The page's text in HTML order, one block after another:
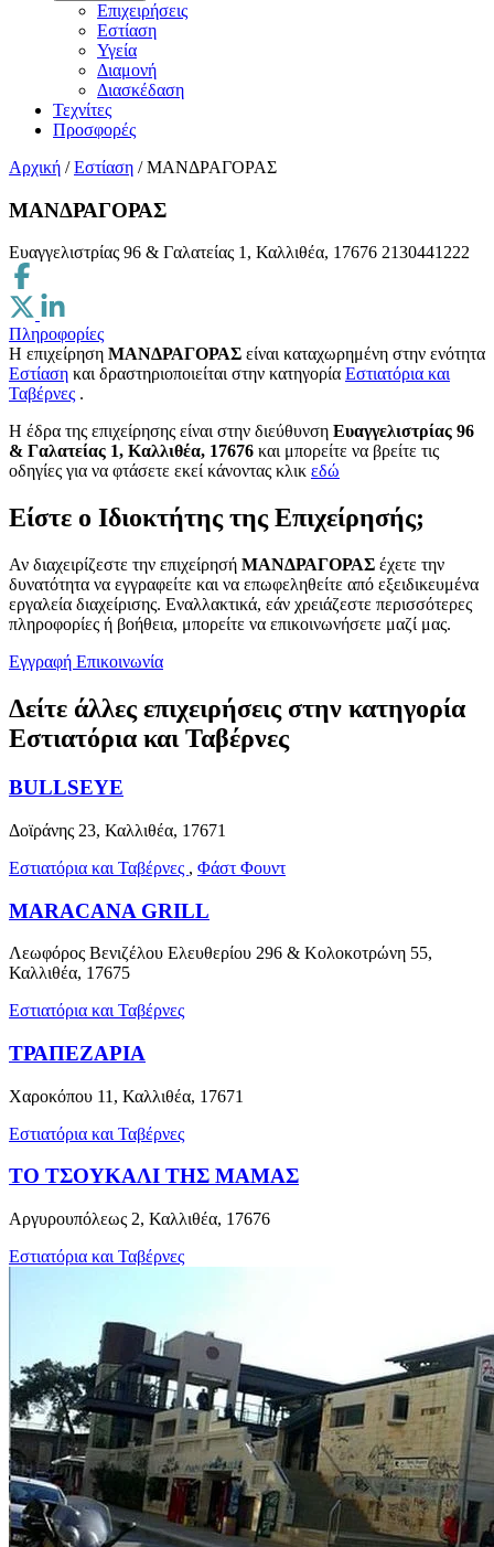
Επιχειρήσεις
Εστίαση
Υγεία
Διαμονή
Διασκέδαση
Τεχνίτες
Προσφορές
Αρχική / Εστίαση / ΜΑΝΔΡΑΓΟΡΑΣ
ΜΑΝΔΡΑΓΟΡΑΣ
Ευαγγελιστρίας 96 & Γαλατείας 1, Καλλιθέα, 17676 2130441222
Πληροφορίες
Η επιχείρηση ΜΑΝΔΡΑΓΟΡΑΣ είναι καταχωρημένη στην ενότητα
Εστίαση και δραστηριοποιείται στην κατηγορία Εστιατόρια και
Ταβέρνες .
H έδρα της επιχείρησης είναι στην διεύθυνση Ευαγγελιστρίας 96
& Γαλατείας 1, Καλλιθέα, 17676 και μπορείτε να βρείτε τις
οδηγίες για να φτάσετε εκεί κάνοντας κλικ εδώ
Είστε ο Ιδιοκτήτης της Επιχείρησής;
Αν διαχειρίζεστε την επιχείρησή ΜΑΝΔΡΑΓΟΡΑΣ έχετε την
δυνατότητα να εγγραφείτε και να επωφεληθείτε από εξειδικευμένα
εργαλεία διαχείρισης. Εναλλακτικά, εάν χρειάζεστε περισσότερες
πληροφορίες ή βοήθεια, μπορείτε να επικοινωνήσετε μαζί μας.
Εγγραφή Επικοινωνία
Δείτε άλλες επιχειρήσεις στην κατηγορία
Εστιατόρια και Ταβέρνες
BULLSEYE
Δοϊράνης 23, Καλλιθέα, 17671
Εστιατόρια και Ταβέρνες , Φάστ Φουντ
MARACANA GRILL
Λεωφόρος Βενιζέλου Ελευθερίου 296 & Κολοκοτρώνη 55,
Καλλιθέα, 17675
Εστιατόρια και Ταβέρνες
ΤΡΑΠΕΖΑΡΙΑ
Χαροκόπου 11, Καλλιθέα, 17671
Εστιατόρια και Ταβέρνες
ΤΟ ΤΣΟΥΚΑΛΙ ΤΗΣ ΜΑΜΑΣ
Αργυρουπόλεως 2, Καλλιθέα, 17676
Εστιατόρια και Ταβέρνες